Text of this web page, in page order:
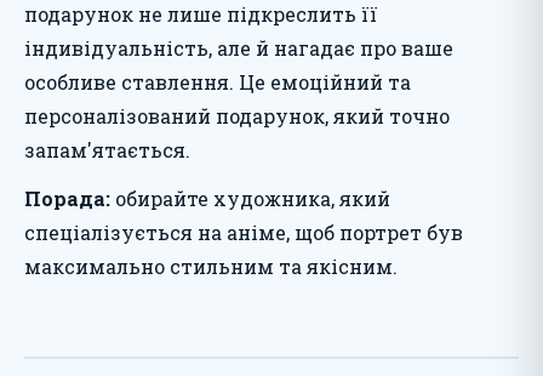
подарунок не лише підкреслить її
індивідуальність, але й нагадає про ваше
особливе ставлення. Це емоційний та
персоналізований подарунок, який точно
запам'ятається.
Порада: обирайте художника, який
спеціалізується на аніме, щоб портрет був
максимально стильним та якісним.